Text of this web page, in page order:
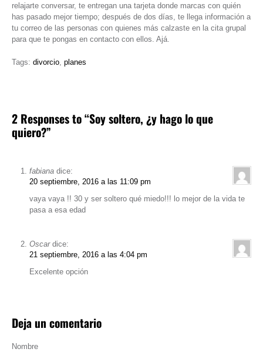
relajarte conversar, te entregan una tarjeta donde marcas con quién
has pasado mejor tiempo; después de dos días, te llega información a
tu correo de las personas con quienes más calzaste en la cita grupal
para que te pongas en contacto con ellos. Ajá.
Tags: divorcio planes
2 Responses to “Soy soltero, ¿y hago lo que
quiero?”
fabiana dice:
20 septiembre, 2016 a las 11:09 pm
vaya vaya !! 30 y ser soltero qué miedo!!! lo mejor de la vida te
pasa a esa edad
Oscar dice:
21 septiembre, 2016 a las 4:04 pm
Excelente opción
Deja un comentario
Nombre